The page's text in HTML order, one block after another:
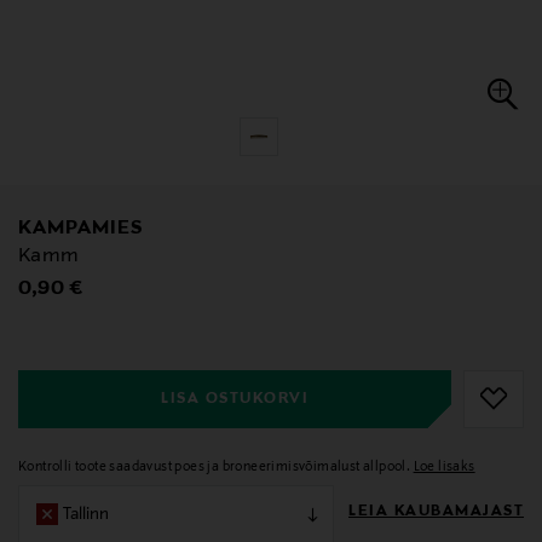
KAMPAMIES
Kamm
Original Price
0,90 €
LISA OSTUKORVI
Kontrolli toote saadavust poes ja broneerimisvõimalust allpool. Loe lisaks
Tallinn LEIA KAUBAMAJAST